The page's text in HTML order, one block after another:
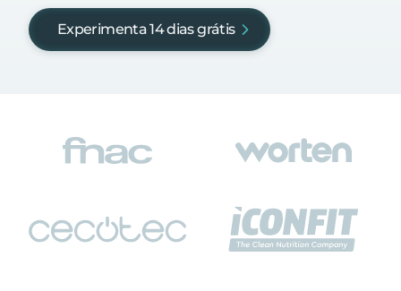
Experimenta 14 dias grátis